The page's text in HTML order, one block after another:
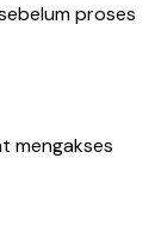
proses
mengakses